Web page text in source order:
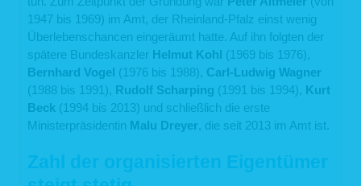
1947 bis 1969) im Amt, der Rheinland-Pfalz einst wenig
Überlebenschancen eingeräumt hatte. Auf ihn folgten der
spätere Bundeskanzler Helmut Kohl (1969 bis 1976),
Bernhard Vogel (1976 bis 1988), Carl-Ludwig Wagner
(1988 bis 1991), Rudolf Scharping (1991 bis 1994), Kurt
Beck (1994 bis 2013) und schließlich die erste
Ministerpräsidentin Malu Dreyer, die seit 2013 im Amt ist.
Zahl der organisierten Eigentümer
sind an unsere Weisungen gebunden und werden von uns regelmäßig
kontrolliert. Mit den externen Dienstleistern haben wir erforderlichenfalls
Auftragsverarbeitungsverträge gem. Art. 28 DSGVO geschlossen. Zu den
Dienstleistern gehören solche für IT-Dienstleistungen und Marketing, Kredit- und
Finanzdienstleistungsinstitute, Rechtsanwälte und Steuerberater oder
Auskunfteien.
4. Dauer der Speicherung personenbezogener Daten
Die Dauer der Speicherung von personenbezogenen Daten bemisst sich nach
den jeweils einschlägigen gesetzlichen Aufbewahrungsfristen (z.B. aus dem
entsprechenden Daten routinemäßig gelöscht. Sofern Daten zur
Vertragserfüllung oder Vertragsanbahnung erforderlich sind oder unsererseits ein
berechtigtes Interesse an der Weiterspeicherung besteht, werden die Daten